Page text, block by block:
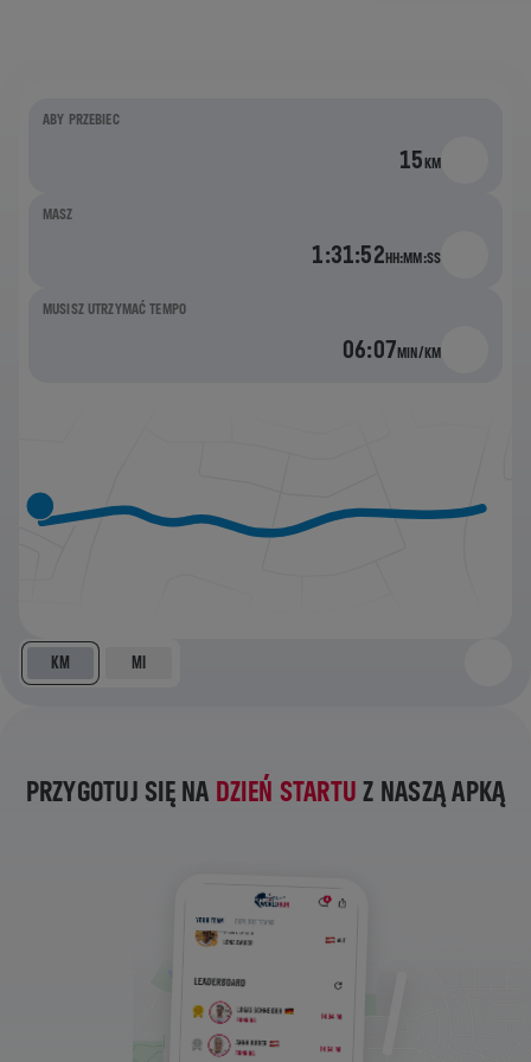
ABY PRZEBIEC
15KM
MASZ
1:31:52HH:MM:SS
MUSISZ UTRZYMAĆ TEMPO
06:07MIN/KM
KM MI
PRZYGOTUJ SIĘ NA DZIEŃ STARTU Z NASZĄ APKĄ